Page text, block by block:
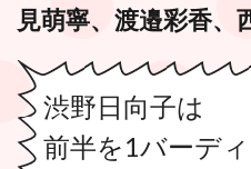
見萌寧、渡邉彩香、
渋野日向子は
前半を1バーデ